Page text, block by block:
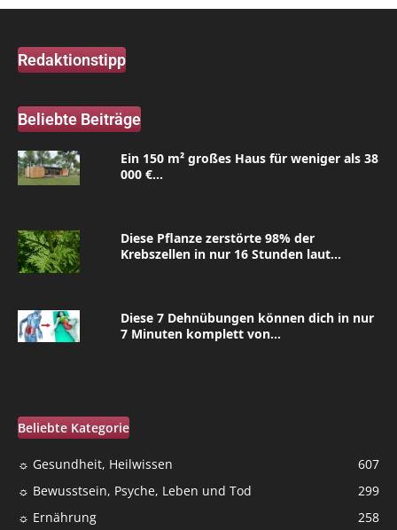
Redaktionstipp
Beliebte Beiträge
Ein 150 m² großes Haus für weniger als 38
000 €...
Diese Pflanze zerstörte 98% der
Krebszellen in nur 16 Stunden laut...
Diese 7 Dehnübungen können dich in nur
7 Minuten komplett von...
Beliebte Kategorie
☼ Gesundheit, Heilwissen
607
☼ Bewusstsein, Psyche, Leben und Tod
299
☼ Ernährung
258